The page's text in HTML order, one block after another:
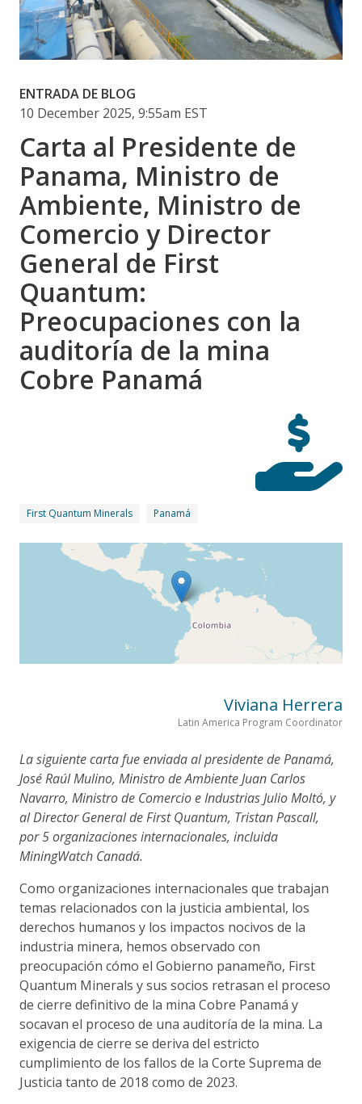
ENTRADA DE BLOG
10 December 2025, 9:55am EST
Carta al Presidente de
Panama, Ministro de
Ambiente, Ministro de
Comercio y Director
General de First
Quantum:
Preocupaciones con la
auditoría de la mina
Cobre Panamá
First Quantum Minerals Panamá
Viviana Herrera
Latin America Program Coordinator
La siguiente carta fue enviada al presidente de Panamá,
José Raúl Mulino, Ministro de Ambiente Juan Carlos
Navarro, Ministro de Comercio e Industrias Julio Moltó, y
al Director General de First Quantum, Tristan Pascall,
por 5 organizaciones internacionales, incluida
MiningWatch Canadá.
Como organizaciones internacionales que trabajan
temas relacionados con la justicia ambiental, los
derechos humanos y los impactos nocivos de la
industria minera, hemos observado con
preocupación cómo el Gobierno panameño, First
Quantum Minerals y sus socios retrasan el proceso
de cierre definitivo de la mina Cobre Panamá y
socavan el proceso de una auditoría de la mina. La
exigencia de cierre se deriva del estricto
cumplimiento de los fallos de la Corte Suprema de
Justicia tanto de 2018 como de 2023.